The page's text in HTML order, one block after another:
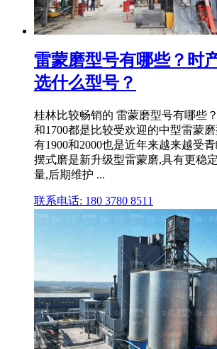
雷蒙磨型号有哪些？时
选什么型号？
桂林比较畅销的 雷蒙磨型号有哪些
和1700都是比较受欢迎的中型雷蒙
有1900和2000也是近年来越来越受
摆式磨是新升级型雷蒙磨,具有更稳
量,后期维护 ...
联系电话: 180 3780 8511